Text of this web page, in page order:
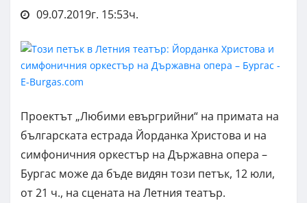
09.07.2019г. 15:53ч.
Проектът „Любими евъргрийни“ на примата на
българската естрада Йорданка Христова и на
симфоничния оркестър на Държавна опера –
Бургас може да бъде видян този петък, 12 юли,
от 21 ч., на сцената на Летния театър.